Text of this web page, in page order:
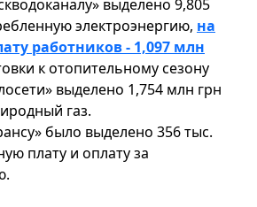
выделено 9,805
электроэнергию, на
работников - 1,097 млн
к отопительному сезону
выделено 1,754 млн грн
газ.
было выделено 356 тыс.
плату и оплату за